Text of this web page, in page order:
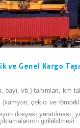
Genel Kargo
bayi, vb.) tanımları, km
(kamyon, çekici ve
dosyası yaratılması,
girilebilmesi